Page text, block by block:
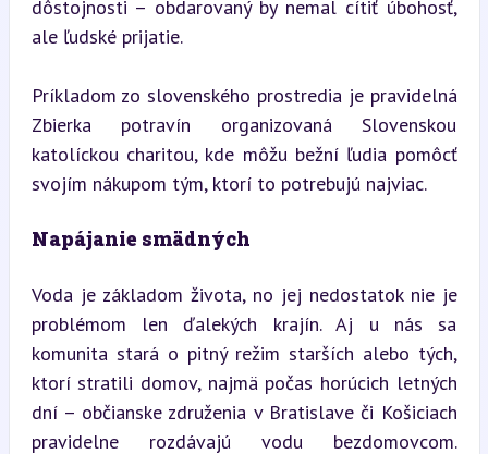
dôstojnosti – obdarovaný by nemal cítiť úbohosť,
ale ľudské prijatie.
Príkladom zo slovenského prostredia je pravidelná
Zbierka potravín organizovaná Slovenskou
katolíckou charitou, kde môžu bežní ľudia pomôcť
svojím nákupom tým, ktorí to potrebujú najviac.
Napájanie smädných
Voda je základom života, no jej nedostatok nie je
problémom len ďalekých krajín. Aj u nás sa
komunita stará o pitný režim starších alebo tých,
ktorí stratili domov, najmä počas horúcich letných
dní – občianske združenia v Bratislave či Košiciach
pravidelne rozdávajú vodu bezdomovcom.